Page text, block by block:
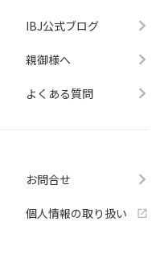
IBJ公式ブログ
親御様へ
よくある質問
お問合せ
個人情報の取り扱い